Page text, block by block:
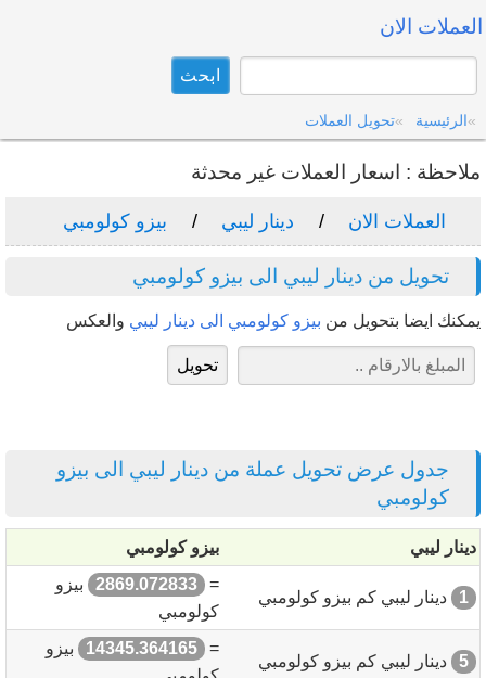
العملات الان
الرئيسية تحويل العملات
ملاحظة : اسعار العملات غير محدثة
العملات الان دينار ليبي بيزو كولومبي
تحويل من دينار ليبي الى بيزو كولومبي
يمكنك ايضا بتحويل من بيزو كولومبي الى دينار ليبي والعكس
جدول عرض تحويل عملة من دينار ليبي الى بيزو
كولومبي
دينار ليبي بيزو كولومبي
1 دينار ليبي كم بيزو كولومبي
=
2869.072833
بيزو
كولومبي
5 دينار ليبي كم بيزو كولومبي
=
14345.364165
بيزو